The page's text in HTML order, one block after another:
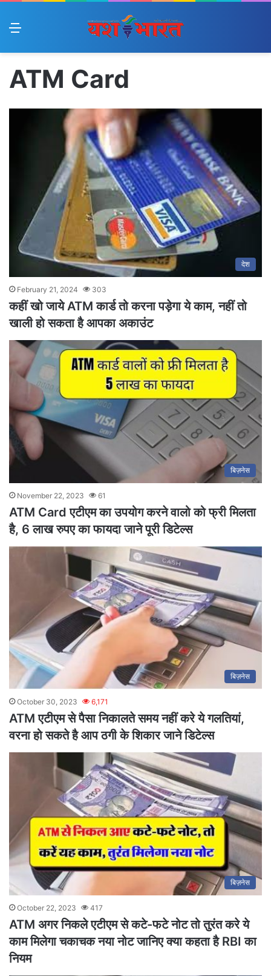
Menu
ATM Card
देश
February 21, 2024 303
कहीं खो जाये ATM कार्ड तो करना पड़ेगा ये काम, नहीं तो
खाली हो सकता है आपका अकाउंट
बिज़नेस
November 22, 2023 61
ATM Card एटीएम का उपयोग करने वालो को फ्री मिलता
है, 6 लाख रुपए का फायदा जाने पूरी डिटेल्स
बिज़नेस
October 30, 2023 6,171
ATM एटीएम से पैसा निकालते समय नहीं करे ये गलतियां,
वरना हो सकते है आप ठगी के शिकार जाने डिटेल्स
बिज़नेस
October 22, 2023 417
ATM अगर निकले एटीएम से कटे-फटे नोट तो तुरंत करे ये
काम मिलेगा चकाचक नया नोट जानिए क्या कहता है RBI का
नियम